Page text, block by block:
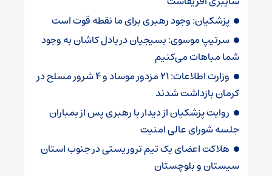
پزشکیان: وجود رهبری برای ما نقطه قوت است
سرتیپ موسوی: بسیجیان دریادل کاشان به وجود
شما مباهات می‌کنیم
وزارت اطلاعات: ۲۱ مزدور موساد و ۴ شرور مسلح در
کرمان بازداشت شدند
روایت پزشکیان از دیدار با رهبری پس از بمباران
جلسه شورای عالی امنیت
هلاکت اعضای یک تیم تروریستی در جنوب استان
سیستان و بلوچستان